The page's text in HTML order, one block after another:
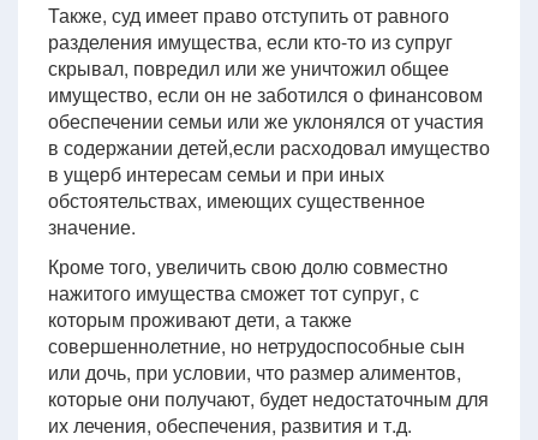
Также, суд имеет право отступить от равного
разделения имущества, если кто-то из супруг
скрывал, повредил или же уничтожил общее
имущество, если он не заботился о финансовом
обеспечении семьи или же уклонялся от участия
в содержании детей,если расходовал имущество
в ущерб интересам семьи и при иных
обстоятельствах, имеющих существенное
значение.
Кроме того, увеличить свою долю совместно
нажитого имущества сможет тот супруг, с
которым проживают дети, а также
совершеннолетние, но нетрудоспособные сын
или дочь, при условии, что размер алиментов,
которые они получают, будет недостаточным для
их лечения, обеспечения, развития и т.д.